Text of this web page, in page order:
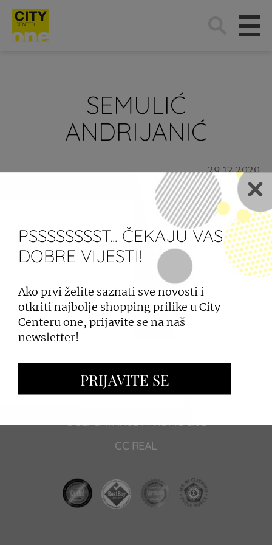
SEMULIĆ
ANDRIJANIĆ
29.12.2020
Newsletter
Želim primati newsletter City
Centera one.
PRIJAVI SE
ZAKUP PROSTORA
OGLAŠAVANJE I PROMOCIJE
CC REAL
PSSSSSSSST... ČEKAJU VAS
DOBRE VIJESTI!
Ako prvi želite saznati sve novosti i
otkriti najbolje shopping prilike u City
Centeru one, prijavite se na naš
newsletter!
PRIJAVITE SE